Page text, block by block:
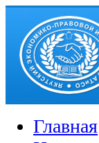
Главная